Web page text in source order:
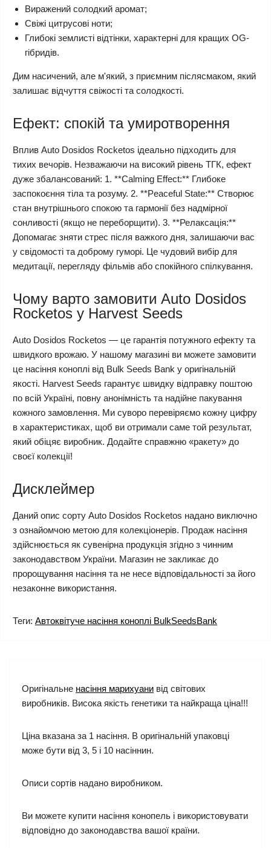
Виражений солодкий аромат;
Свіжі цитрусові ноти;
Глибокі землисті відтінки, характерні для кращих OG-
гібридів.
Дим насичений, але м'який, з приємним післясмаком, який
залишає відчуття свіжості та солодкості.
Ефект: спокій та умиротворення
Вплив Auto Dosidos Rocketos ідеально підходить для
тихих вечорів. Незважаючи на високий рівень ТГК, ефект
дуже збалансований: 1. **Calming Effect:** Глибоке
заспокоєння тіла та розуму. 2. **Peaceful State:** Створює
стан внутрішнього спокою та гармонії без надмірної
сонливості (якщо не переборщити). 3. **Релаксація:**
Допомагає зняти стрес після важкого дня, залишаючи вас
у свідомості та доброму гуморі. Це чудовий вибір для
медитації, перегляду фільмів або спокійного спілкування.
Чому варто замовити Auto Dosidos
Rocketos у Harvest Seeds
Auto Dosidos Rocketos — це гарантія потужного ефекту та
швидкого врожаю. У нашому магазині ви можете замовити
це насіння коноплі від Bulk Seeds Bank у оригінальній
якості. Harvest Seeds гарантує швидку відправку поштою
по всій Україні, повну анонімність та надійне пакування
кожного замовлення. Ми суворо перевіряємо кожну цифру
в характеристиках, щоб ви отримали саме той результат,
який обіцяє виробник. Додайте справжню «ракету» до
своєї колекції!
Дисклеймер
Даний опис сорту Auto Dosidos Rocketos надано виключно
з ознайомчою метою для колекціонерів. Продаж насіння
здійснюється як сувенірна продукція згідно з чинним
законодавством України. Магазин не закликає до
пророщування насіння та не несе відповідальності за його
незаконне використання.
Теги: Автоквітуче насіння коноплі BulkSeedsBank
Оригінальне насіння марихуани від світових
виробників. Висока якість генетики та найкраща ціна!!!
Ціна вказана за 1 насіння. В оригінальній упаковці
може бути від 3, 5 і 10 насіннин.
Описи сортів надано виробником.
Ви можете купити насіння конопель і використовувати
відповідно до законодавства вашої країни.